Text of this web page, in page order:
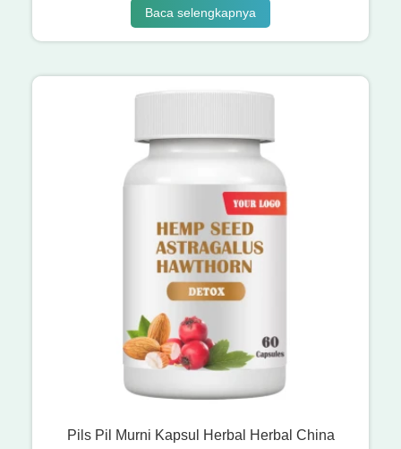
Baca selengkapnya
Pils Pil Murni Kapsul Herbal Herbal China